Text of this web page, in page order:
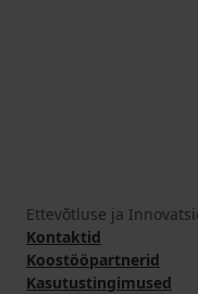
Ettevõtluse ja
Kontaktid
Koostööpartnerid
Kasutustingimused